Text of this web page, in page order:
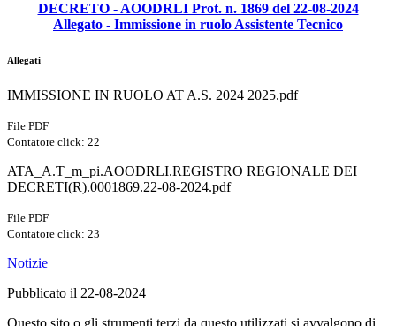
DECRETO - AOODRLI Prot. n. 1869 del 22-08-2024
Allegato - Immissione in ruolo Assistente Tecnico
Allegati
IMMISSIONE IN RUOLO AT A.S. 2024 2025.pdf
File PDF
Contatore click: 22
ATA_A.T_m_pi.AOODRLI.REGISTRO REGIONALE DEI
DECRETI(R).0001869.22-08-2024.pdf
File PDF
Contatore click: 23
Notizie
Pubblicato il 22-08-2024
Questo sito o gli strumenti terzi da questo utilizzati si avvalgono di